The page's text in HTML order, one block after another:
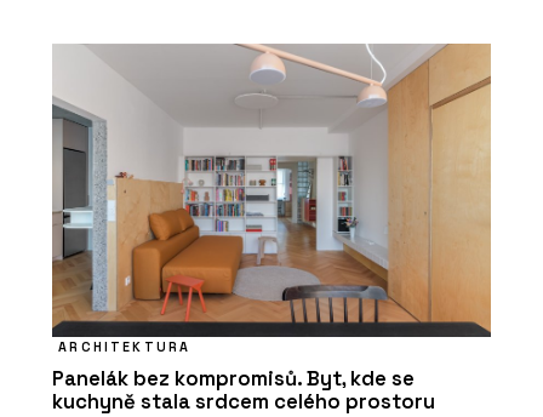
ARCHITEKTURA
Panelák bez kompromisů. Byt, kde se
kuchyně stala srdcem celého prostoru